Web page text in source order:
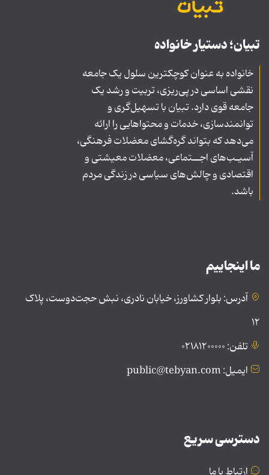
تبیان؛ دستیار خانواده
خانواده به عنوان کوچکترین سلول یک جامعه
نقشی اساسی در پی‌ریزی، تربیت و رشد یک
جامعه قوی دارد. تبیان با تسهیل‌گری و
توانمندسازی، خدمات و محتواهایی را ارائه
می‌دهد که بتواند گره‌گشای معضلات فرهنگی،
آسیـب‌های اجــتماعی، معضلات معیشتی و
اقتصادی و چالش‌های سیاسی در زندگی مردم
باشد.
ما اینجاییم
آدرس: بلوار کشاورز، خیابان نادری، نبش حجت‌دوست، پلاک
۱۲
تلفن: ۰۲۱۸۱۲۰۰۰۰۰
ایمیل: public@tebyan.com
دسترسی سریع
ارتباط با ما